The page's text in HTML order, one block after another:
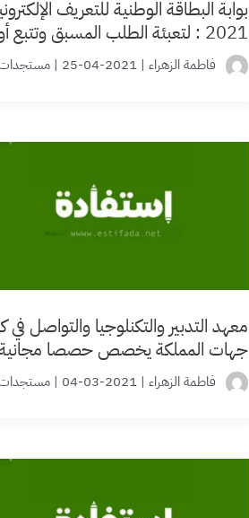
بوابة البطاقة الوطنية للتعريف
2021 : لتعبئة الطلب المسبق وتتبع
إتمام الطلب
فاطمة الزهراء |
2021-04-25
|
معهد التدبير والتكنلوجيا والتواصل في
جهات المملكة يخصص حصصا
في البيداغوجيا والديداكتيك في جميع
التخصصات للاستعداد لمباريات وكدلك
فاطمة الزهراء |
2021-03-04
|